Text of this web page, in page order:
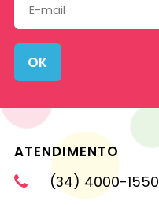
OK
ATENDIMENTO
(34) 4000-1550